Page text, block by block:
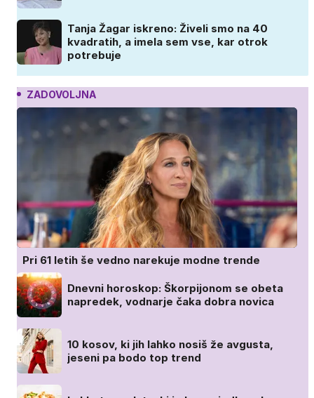
Tanja Žagar iskreno: Živeli smo na 40
kvadratih, a imela sem vse, kar otrok
potrebuje
ZADOVOLJNA
Pri 61 letih še vedno narekuje modne trende
Dnevni horoskop: Škorpijonom se obeta
napredek, vodnarje čaka dobra novica
10 kosov, ki jih lahko nosiš že avgusta,
jeseni pa bodo top trend